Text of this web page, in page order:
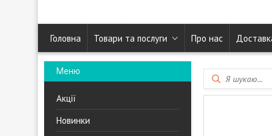
Головна Товари та послуги Про нас
Акції
Новинки